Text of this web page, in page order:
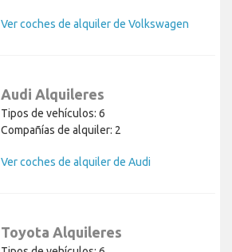
Ver coches de alquiler de Volkswagen
Audi Alquileres
Tipos de vehículos: 6
Compañías de alquiler: 2
Ver coches de alquiler de Audi
Toyota Alquileres